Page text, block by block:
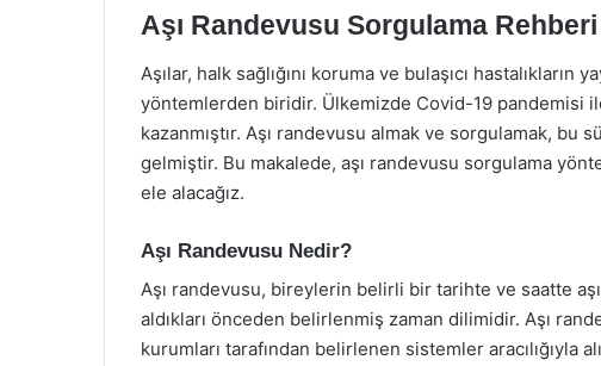
Aşı Randevusu Sorgulama Rehberi
Aşılar, halk sağlığını koruma ve bulaşıcı hastalıkların
yöntemlerden biridir. Ülkemizde Covid-19 pandemisi
kazanmıştır. Aşı randevusu almak ve sorgulamak, bu
gelmiştir. Bu makalede, aşı randevusu sorgulama
ele alacağız.
Aşı Randevusu Nedir?
Aşı randevusu, bireylerin belirli bir tarihte ve saatte
aldıkları önceden belirlenmiş zaman dilimidir. Aşı
kurumları tarafından belirlenen sistemler aracılığıyla